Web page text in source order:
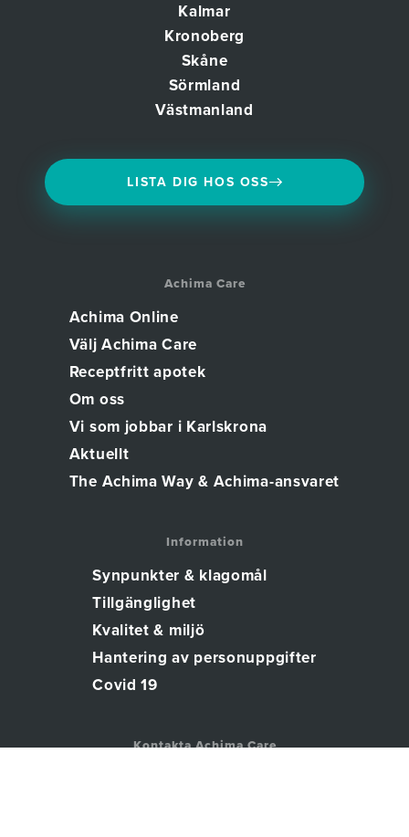
Kalmar
Kronoberg
Skåne
Sörmland
Västmanland
LISTA DIG HOS OSS
Achima Care
Achima Online
Välj Achima Care
Receptfritt apotek
Om oss
Vi som jobbar i Karlskrona
Aktuellt
The Achima Way & Achima-ansvaret
Information
Synpunkter & klagomål
Tillgänglighet
Kvalitet & miljö
Hantering av personuppgifter
Covid 19
Kontakta Achima Care